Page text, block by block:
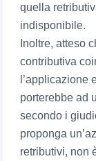
quella
indisponibile.
Inoltre, atteso
contributiva
l’applicazione
porterebbe ad
secondo i
proponga
retributivi, non